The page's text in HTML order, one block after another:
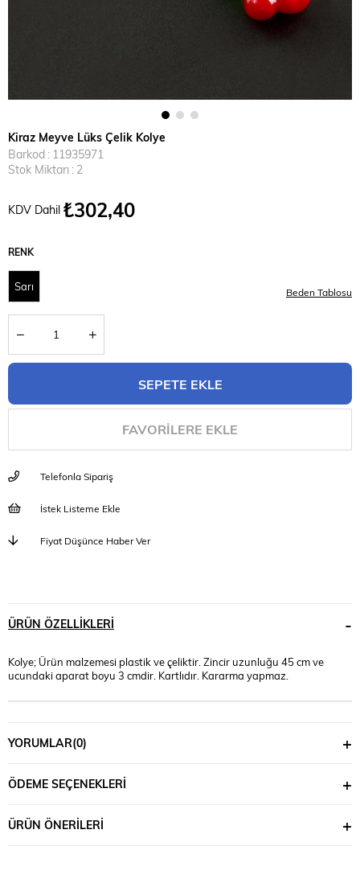
Kiraz Meyve Lüks Çelik Kolye
Barkod : 11935971
Stok Miktarı : 2
KDV Dahil ₺302,40
RENK
Sarı Beden Tablosu
FAVORILERE EKLE
Telefonla Sipariş
İstek Listeme Ekle
Fiyat Düşünce Haber Ver
ÜRÜN ÖZELLIKLERI
Kolye; Ürün malzemesi plastik ve çeliktir. Zincir uzunluğu 45 cm ve
ucundaki aparat boyu 3 cmdir. Kartlıdır. Kararma yapmaz.
YORUMLAR(0)
ÖDEME SEÇENEKLERI
ÜRÜN ÖNERILERI